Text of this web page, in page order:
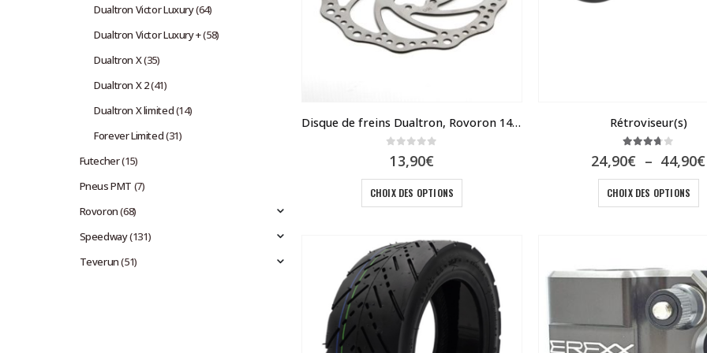
Disque de freins Dualtron, Rovoron 140 – 160
13,90€
CHOIX DES OPTIONS
produit
plusieurs
variations.
Les
options
peuvent
Rétroviseur(s)
24,90€ – 44,90€
CHOIX DES OPTIONS
Dualtron Victor Luxury(64)
Dualtron Victor Luxury +(58)
Dualtron X(35)
Dualtron X 2(41)
Dualtron X limited(14)
Forever Limited(31)
Futecher(15)
Pneus PMT (7)
Rovoron(68)
Speedway(131)
Teverun(51)